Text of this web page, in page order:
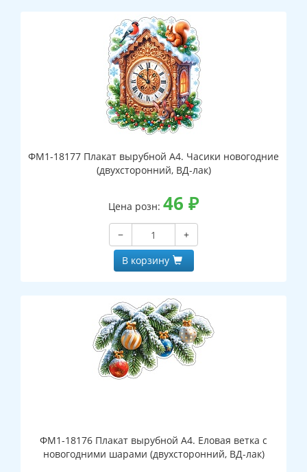
ФМ1-18177 Плакат вырубной А4. Часики новогодние
(двухсторонний, ВД-лак)
Цена розн: 46 ₽
−
+
В корзину
ФМ1-18176 Плакат вырубной А4. Еловая ветка с
новогодними шарами (двухсторонний, ВД-лак)